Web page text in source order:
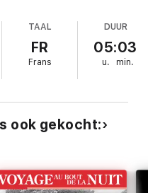
dangereux criminel,
société qui désavoue son
énergie ce classique de
TAAL
FR
Frans
DUUR
05:03
u. min.
ook gekocht: